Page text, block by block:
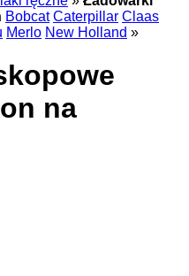
Bobcat Caterpillar Claas
Merlo New Holland »
na